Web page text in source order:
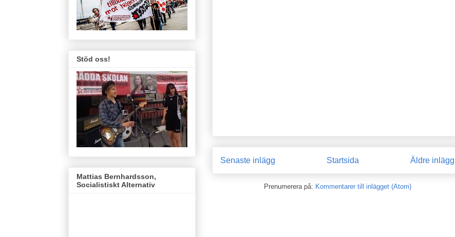
Senaste inlägg Äldre inlägg
Startsida
Prenumerera på: Kommentarer till inlägget (Atom)
Stöd oss!
Mattias Bernhardsson,
Socialistiskt Alternativ